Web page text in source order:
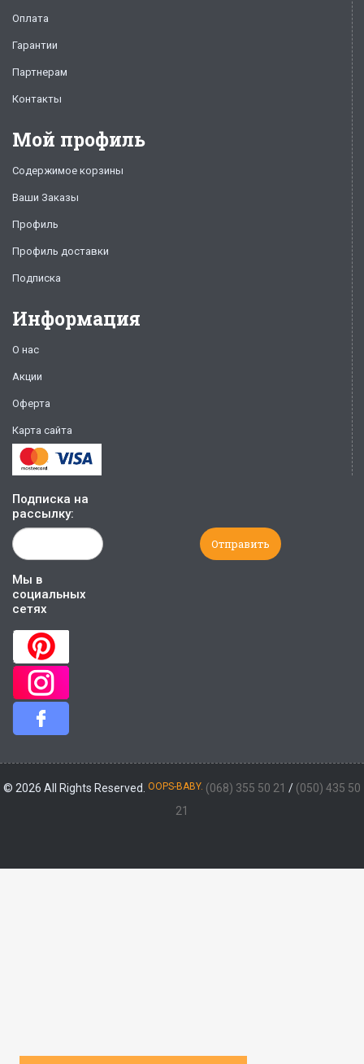
Оплата
Гарантии
Партнерам
Контакты
Мой профиль
Содержимое корзины
Ваши Заказы
Профиль
Профиль доставки
Подписка
Информация
О нас
Акции
Оферта
Карта сайта
Подписка на
рассылку:
Мы в
социальных
сетях
© 2026 All Rights Reserved. OOPS-BABY. (068) 355 50 21 / (050) 435 50
21